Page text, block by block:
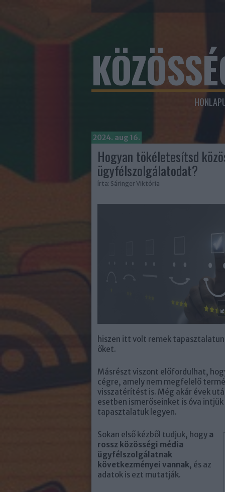
2024. aug 16.
Hogyan tökéletesítsd
ügyfélszolgálatodat?
írta: Sáringer Viktória
hiszen itt volt remek
őket.
Másrészt viszont előfordulhat,
cégre, amely nem megfelelő
visszatérítést is. Még akár évek
esetben ismerőseinket is óva
tapasztalatuk legyen.
Sokan első kézből tudjuk, hogy a
rossz közösségi média
ügyfélszolgálatnak
következményei vannak, és az
adatok is ezt mutatják.